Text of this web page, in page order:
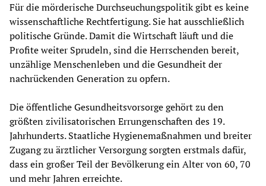
Für die mörderische Durchseuchungspolitik gibt es keine
wissenschaftliche Rechtfertigung. Sie hat ausschließlich
politische Gründe. Damit die Wirtschaft läuft und die
Profite weiter Sprudeln, sind die Herrschenden bereit,
unzählige Menschenleben und die Gesundheit der
nachrückenden Generation zu opfern.
Die öffentliche Gesundheitsvorsorge gehört zu den
größten zivilisatorischen Errungenschaften des 19.
Jahrhunderts. Staatliche Hygienemaßnahmen und breiter
Zugang zu ärztlicher Versorgung sorgten erstmals dafür,
dass ein großer Teil der Bevölkerung ein Alter von 60, 70
und mehr Jahren erreichte.